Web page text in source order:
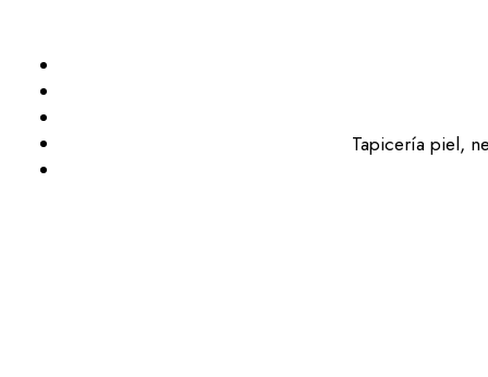
Tapicería piel,